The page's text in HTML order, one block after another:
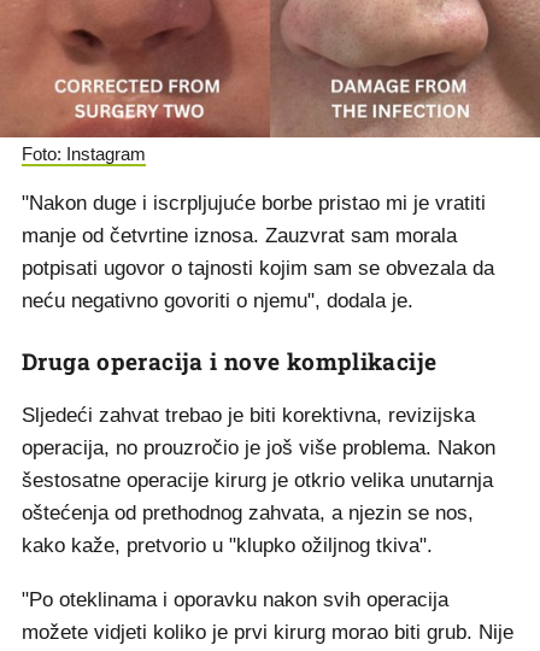
Foto: Instagram
"Nakon duge i iscrpljujuće borbe pristao mi je vratiti
manje od četvrtine iznosa. Zauzvrat sam morala
potpisati ugovor o tajnosti kojim sam se obvezala da
neću negativno govoriti o njemu", dodala je.
Druga operacija i nove komplikacije
Sljedeći zahvat trebao je biti korektivna, revizijska
operacija, no prouzročio je još više problema. Nakon
šestosatne operacije kirurg je otkrio velika unutarnja
oštećenja od prethodnog zahvata, a njezin se nos,
kako kaže, pretvorio u "klupko ožiljnog tkiva".
"Po oteklinama i oporavku nakon svih operacija
možete vidjeti koliko je prvi kirurg morao biti grub. Nije